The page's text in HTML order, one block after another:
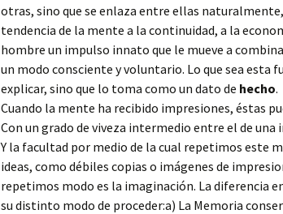
otras, sino que se enlaza entre ellas
tendencia de la mente a la continuidad, a la
hombre un impulso innato que le mueve a
un modo consciente y voluntario. Lo que sea esta
explicar, sino que lo toma como un dato de hecho.
Cuando la mente ha recibido impresiones, éstas
Con un grado de viveza intermedio entre el de una
Y la facultad por medio de la cual repetimos este
ideas, como débiles copias o imágenes de
repetimos modo es la imaginación. La diferencia
su distinto modo de proceder:a) La Memoria